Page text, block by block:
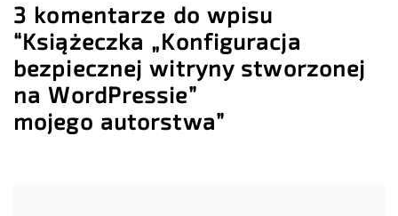
3 komentarze do wpisu
“Książeczka „Konfiguracja
bezpiecznej witryny stworzonej
na WordPressie”
mojego autorstwa”